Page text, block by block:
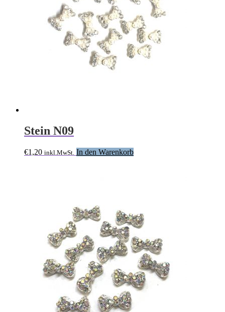
Stein N09
€1,20 inkl.MwSt. In den Warenkorb